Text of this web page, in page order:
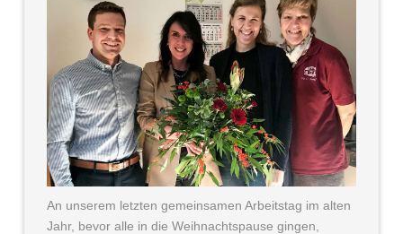
An unserem letzten gemeinsamen Arbeitstag im alten
Jahr, bevor alle in die Weihnachtspause gingen,